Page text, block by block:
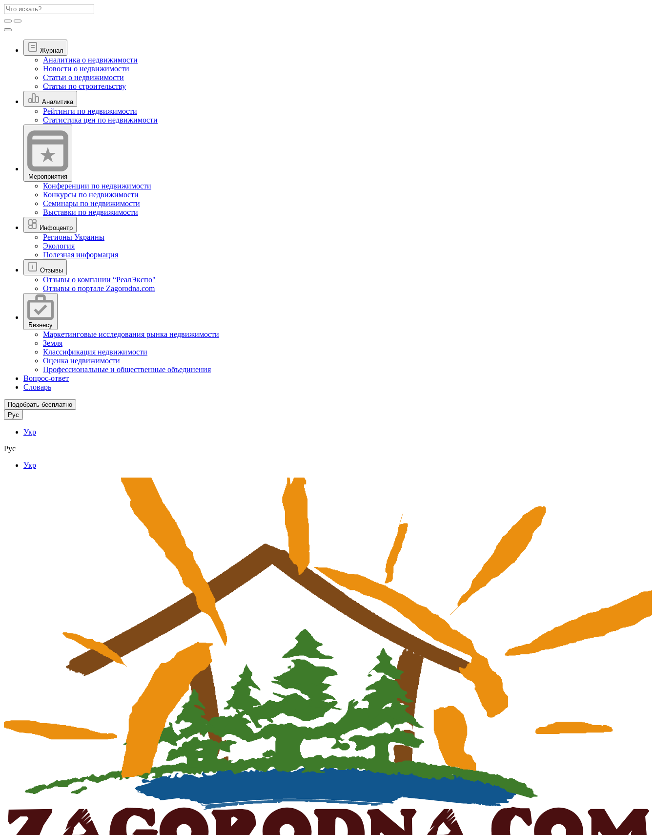
Журнал
Аналитика о недвижимости
Новости о недвижимости
Статьи о недвижимости
Статьи по строительству
Аналитика
Рейтинги по недвижимости
Статистика цен по недвижимости
Мероприятия
Конференции по недвижимости
Конкурсы по недвижимости
Семинары по недвижимости
Выставки по недвижимости
Инфоцентр
Регионы Украины
Экология
Полезная информация
Отзывы
Отзывы о компании “РеалЭкспо"
Отзывы о портале Zagorodna.com
Бизнесу
Маркетинговые исследования рынка недвижимости
Земля
Классификация недвижимости
Оценка недвижимости
Профессиональные и общественные объединения
Вопрос-ответ
Словарь
Подобрать бесплатно
Рус
Укр
Рус
Укр